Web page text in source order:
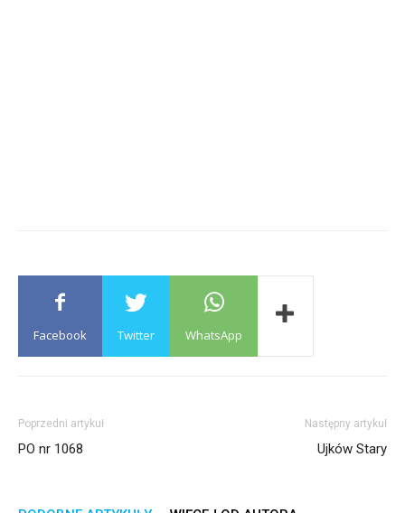
Facebook Twitter WhatsApp
Poprzedni artykuł
PO nr 1068
Następny artykuł
Ujków Stary